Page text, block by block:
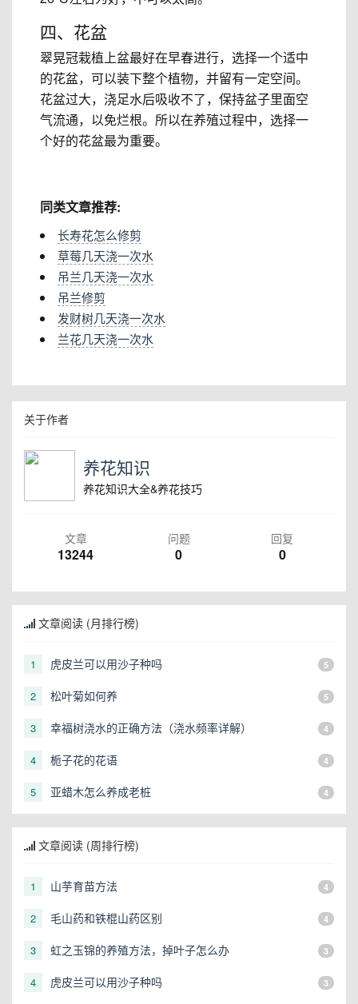
四、花盆
翠晃冠栽植上盆最好在早春进行，选择一个适中
的花盆，可以装下整个植物，并留有一定空间。
花盆过大，浇足水后吸收不了，保持盆子里面空
气流通，以免烂根。所以在养殖过程中，选择一
个好的花盆最为重要。
同类文章推荐:
长寿花怎么修剪
草莓几天浇一次水
吊兰几天浇一次水
吊兰修剪
发财树几天浇一次水
兰花几天浇一次水
关于作者
养花知识
养花知识大全&养花技巧
文章
13244
问题
0
回复
0
文章阅读 (月排行榜)
1 虎皮兰可以用沙子种吗 5
2 松叶菊如何养 5
3 幸福树浇水的正确方法（浇水频率详解） 4
4 栀子花的花语 4
5 亚蜡木怎么养成老桩 4
文章阅读 (周排行榜)
1 山芋育苗方法 4
2 毛山药和铁棍山药区别 4
3 虹之玉锦的养殖方法，掉叶子怎么办 3
4 虎皮兰可以用沙子种吗 3